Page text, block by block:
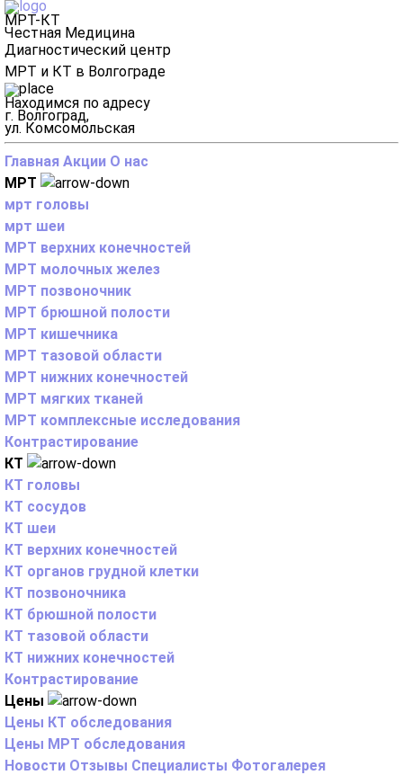
МРТ-КТ
Честная Медицина
Диагностический центр
МРТ и КТ в Волгограде
Находимся по адресу
г. Волгоград,
ул. Комсомольская
Главная Акции О нас
МРТ
мрт головы
мрт шеи
МРТ верхних конечностей
МРТ молочных желез
МРТ позвоночник
МРТ брюшной полости
МРТ кишечника
МРТ тазовой области
МРТ нижних конечностей
МРТ мягких тканей
МРТ комплексные исследования
Контрастирование
КТ
КТ головы
КТ сосудов
КТ шеи
КТ верхних конечностей
КТ органов грудной клетки
КТ позвоночника
КТ брюшной полости
КТ тазовой области
КТ нижних конечностей
Контрастирование
Цены
Цены КТ обследования
Цены МРТ обследования
Новости Отзывы Специалисты Фотогалерея